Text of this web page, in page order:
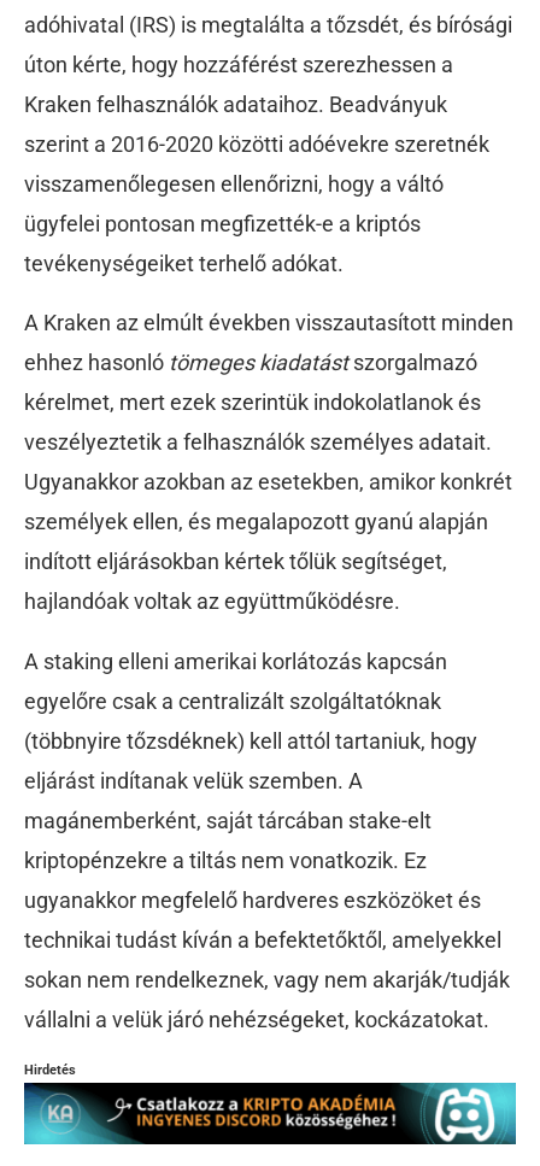
adóhivatal (IRS) is megtalálta a tőzsdét, és bírósági
úton kérte, hogy hozzáférést szerezhessen a
Kraken felhasználók adataihoz. Beadványuk
szerint a 2016-2020 közötti adóévekre szeretnék
visszamenőlegesen ellenőrizni, hogy a váltó
ügyfelei pontosan megfizették-e a kriptós
tevékenységeiket terhelő adókat.
A Kraken az elmúlt években visszautasított minden
ehhez hasonló tömeges kiadatástszorgalmazó
kérelmet, mert ezek szerintük indokolatlanok és
veszélyeztetik a felhasználók személyes adatait.
Ugyanakkor azokban az esetekben, amikor konkrét
személyek ellen, és megalapozott gyanú alapján
indított eljárásokban kértek tőlük segítséget,
hajlandóak voltak az együttműködésre.
A staking elleni amerikai korlátozás kapcsán
egyelőre csak a centralizált szolgáltatóknak
(többnyire tőzsdéknek) kell attól tartaniuk, hogy
eljárást indítanak velük szemben. A
magánemberként, saját tárcában stake-elt
kriptopénzekre a tiltás nem vonatkozik. Ez
ugyanakkor megfelelő hardveres eszközöket és
technikai tudást kíván a befektetőktől, amelyekkel
sokan nem rendelkeznek, vagy nem akarják/tudják
vállalni a velük járó nehézségeket, kockázatokat.
Hirdetés